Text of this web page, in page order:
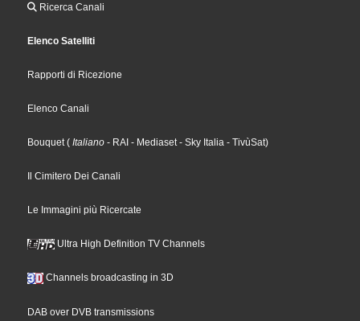
Ricerca Canali
Elenco Satelliti
Rapporti di Ricezione
Elenco Canali
Bouquet ( Italiano - RAI - Mediaset - Sky Italia - TivùSat)
Il Cimitero Dei Canali
Le Immagini più Ricercate
Ultra High Definition TV Channels
Channels broadcasting in 3D
DAB over DVB transmissions